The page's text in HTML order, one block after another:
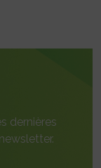
dernières